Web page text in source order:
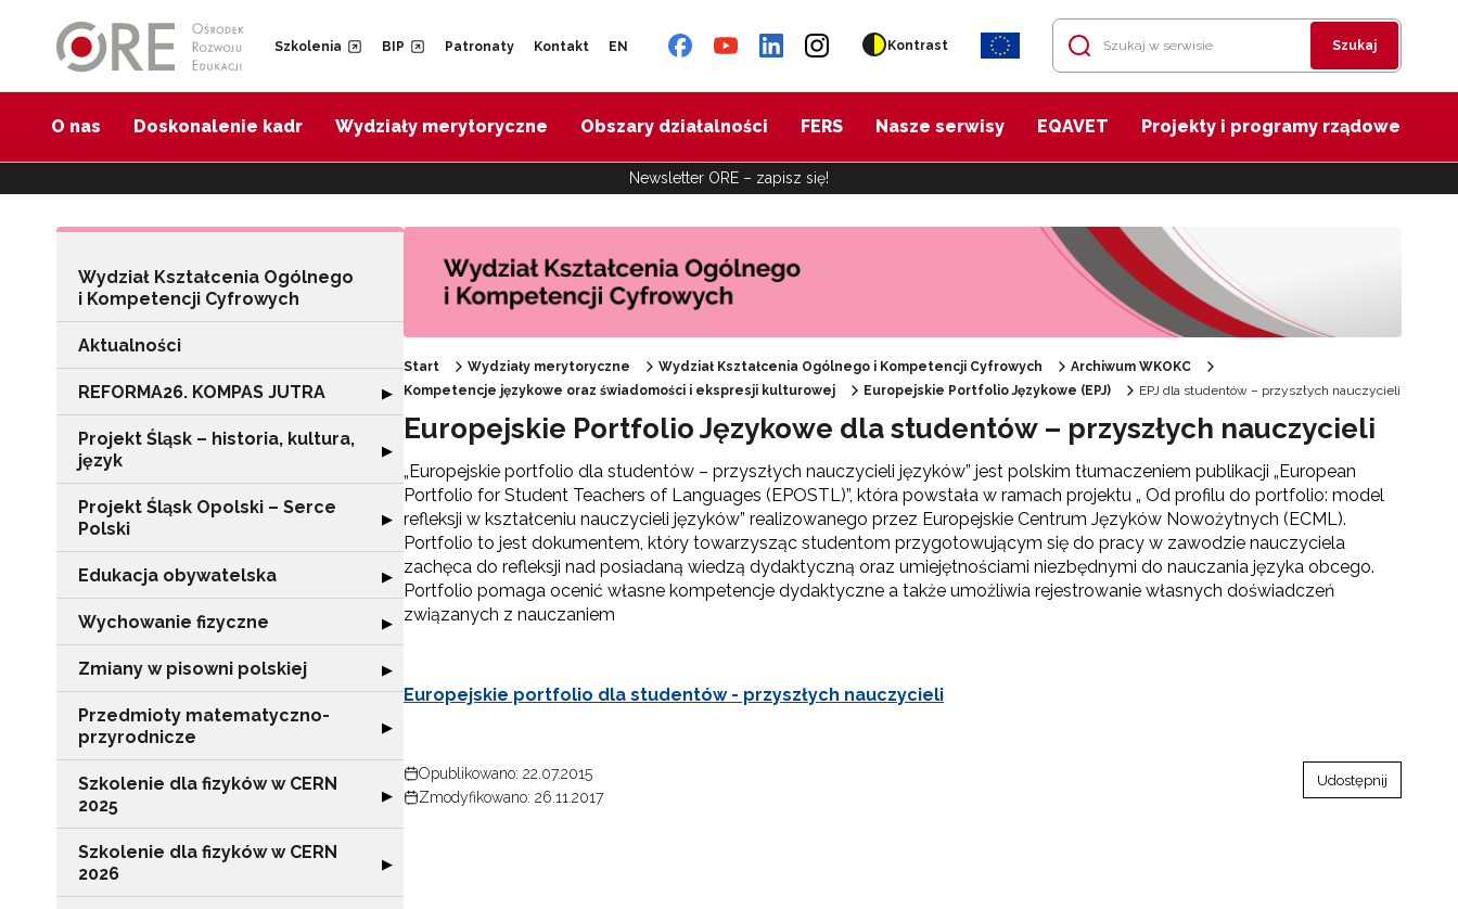
Szkolenia BIP Patronaty Kontakt EN Kontrast Szukaj
O nas Doskonalenie kadr Wydziały merytoryczne Obszary działalności FERS Nasze serwisy EQAVET Projekty i programy rządowe
Newsletter ORE – zapisz się!
Wydział Kształcenia Ogólnego
i Kompetencji Cyfrowych
Aktualności
REFORMA26. KOMPAS JUTRA Rozwiń sekcję "REFORMA26. KOMPAS JUTRA"
▶
Projekt Śląsk – historia, kultura,
język
Rozwiń sekcję "Projekt Śląsk – historia, kultura, język"
▶
Projekt Śląsk Opolski – Serce
Polski
Rozwiń sekcję "Projekt Śląsk Opolski – Serce Polski"
▶
Edukacja obywatelska Rozwiń sekcję "Edukacja obywatelska"
▶
Wychowanie fizyczne Rozwiń sekcję "Wychowanie fizyczne"
▶
Zmiany w pisowni polskiej Rozwiń sekcję "Zmiany w pisowni polskiej"
▶
Przedmioty matematyczno-
przyrodnicze
Rozwiń sekcję "Przedmioty matematyczno-przyrodnicze"
▶
Szkolenie dla fizyków w CERN
2025
Rozwiń sekcję "Szkolenie dla fizyków w CERN 2025"
▶
Szkolenie dla fizyków w CERN
2026
Rozwiń sekcję "Szkolenie dla fizyków w CERN 2026"
▶
Start Wydziały merytoryczne Wydział Kształcenia Ogólnego i Kompetencji Cyfrowych
Archiwum WKOKC
Kompetencje językowe oraz świadomości i ekspresji kulturowej
Europejskie Portfolio Językowe (EPJ) EPJ dla studentów – przyszłych nauczycieli
Europejskie Portfolio Językowe dla studentów – przyszłych nauczycieli
„Europejskie portfolio dla studentów – przyszłych nauczycieli języków” jest polskim tłumaczeniem publikacji „European
Portfolio for Student Teachers of Languages (EPOSTL)”, która powstała w ramach projektu „ Od profilu do portfolio: model
refleksji w kształceniu nauczycieli języków” realizowanego przez Europejskie Centrum Języków Nowożytnych (ECML).
Portfolio to jest dokumentem, który towarzysząc studentom przygotowującym się do pracy w zawodzie nauczyciela
zachęca do refleksji nad posiadaną wiedzą dydaktyczną oraz umiejętnościami niezbędnymi do nauczania języka obcego.
Portfolio pomaga ocenić własne kompetencje dydaktyczne a także umożliwia rejestrowanie własnych doświadczeń
związanych z nauczaniem
Europejskie portfolio dla studentów - przyszłych nauczycieli
Opublikowano: 22.07.2015
Zmodyfikowano: 26.11.2017
Udostępnij